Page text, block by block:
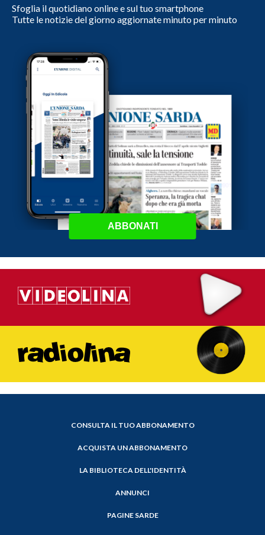
Sfoglia il quotidiano online e sul tuo smartphone
Tutte le notizie del giorno aggiornate minuto per minuto
ABBONATI
CONSULTA IL TUO ABBONAMENTO
ACQUISTA UN ABBONAMENTO
LA BIBLIOTECA DELL'IDENTITÀ
ANNUNCI
PAGINE SARDE